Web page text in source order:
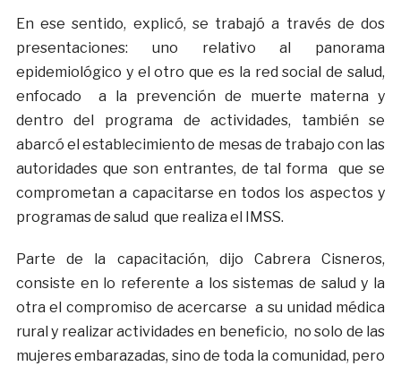
En ese sentido, explicó, se trabajó a través de dos
presentaciones: uno relativo al panorama
epidemiológico y el otro que es la red social de salud,
enfocado a la prevención de muerte materna y
dentro del programa de actividades, también se
abarcó el establecimiento de mesas de trabajo con las
autoridades que son entrantes, de tal forma que se
comprometan a capacitarse en todos los aspectos y
programas de salud que realiza el IMSS.
Parte de la capacitación, dijo Cabrera Cisneros,
consiste en lo referente a los sistemas de salud y la
otra el compromiso de acercarse a su unidad médica
rural y realizar actividades en beneficio, no solo de las
mujeres embarazadas, sino de toda la comunidad, pero